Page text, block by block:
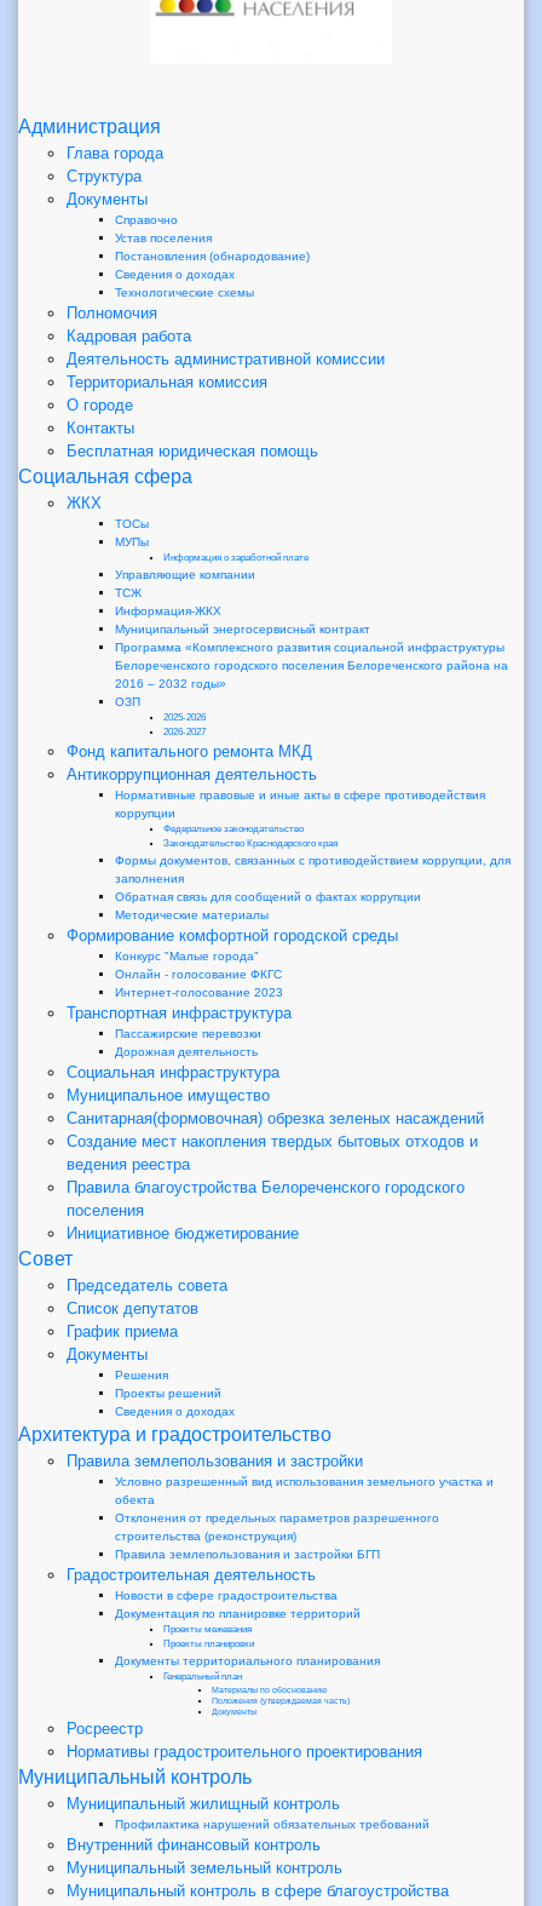
Администрация
Глава города
Структура
Документы
Справочно
Устав поселения
Постановления (обнародование)
Сведения о доходах
Технологические схемы
Полномочия
Кадровая работа
Деятельность административной комиссии
Территориальная комиссия
О городе
Контакты
Бесплатная юридическая помощь
Социальная сфера
ЖКХ
ТОСы
МУПы
Информация о заработной плате
Управляющие компании
ТСЖ
Информация-ЖКХ
Муниципальный энергосервисный контракт
Программа «Комплексного развития социальной инфраструктуры
Белореченского городского поселения Белореченского района на
2016 – 2032 годы»
ОЗП
2025-2026
2026-2027
Фонд капитального ремонта МКД
Антикоррупционная деятельность
Нормативные правовые и иные акты в сфере противодействия
коррупции
Федеральное законодательство
Законодательство Краснодарского края
Формы документов, связанных с противодействием коррупции, для
заполнения
Обратная связь для сообщений о фактах коррупции
Методические материалы
Формирование комфортной городской среды
Конкурс "Малые города"
Онлайн - голосование ФКГС
Интернет-голосование 2023
Транспортная инфраструктура
Пассажирские перевозки
Дорожная деятельность
Социальная инфраструктура
Муниципальное имущество
Санитарная(формовочная) обрезка зеленых насаждений
Создание мест накопления твердых бытовых отходов и
ведения реестра
Правила благоустройства Белореченского городского
поселения
Инициативное бюджетирование
Совет
Председатель совета
Список депутатов
График приема
Документы
Решения
Проекты решений
Сведения о доходах
Архитектура и градостроительство
Правила землепользования и застройки
Условно разрешенный вид использования земельного участка и
обекта
Отклонения от предельных параметров разрешенного
строительства (реконструкция)
Правила землепользования и застройки БГП
Градостроительная деятельность
Новости в сфере градостроительства
Документация по планировке территорий
Проекты межевания
Проекты планировки
Документы территориального планирования
Генеральный план
Материалы по обоснованию
Положения (утверждаемая часть)
Документы
Росреестр
Нормативы градостроительного проектирования
Муниципальный контроль
Муниципальный жилищный контроль
Профилактика нарушений обязательных требований
Внутренний финансовый контроль
Муниципальный земельный контроль
Муниципальный контроль в сфере благоустройства